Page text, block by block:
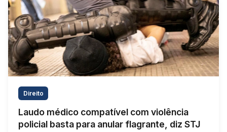
Direito
Laudo médico compatível com violência
policial basta para anular flagrante, diz STJ